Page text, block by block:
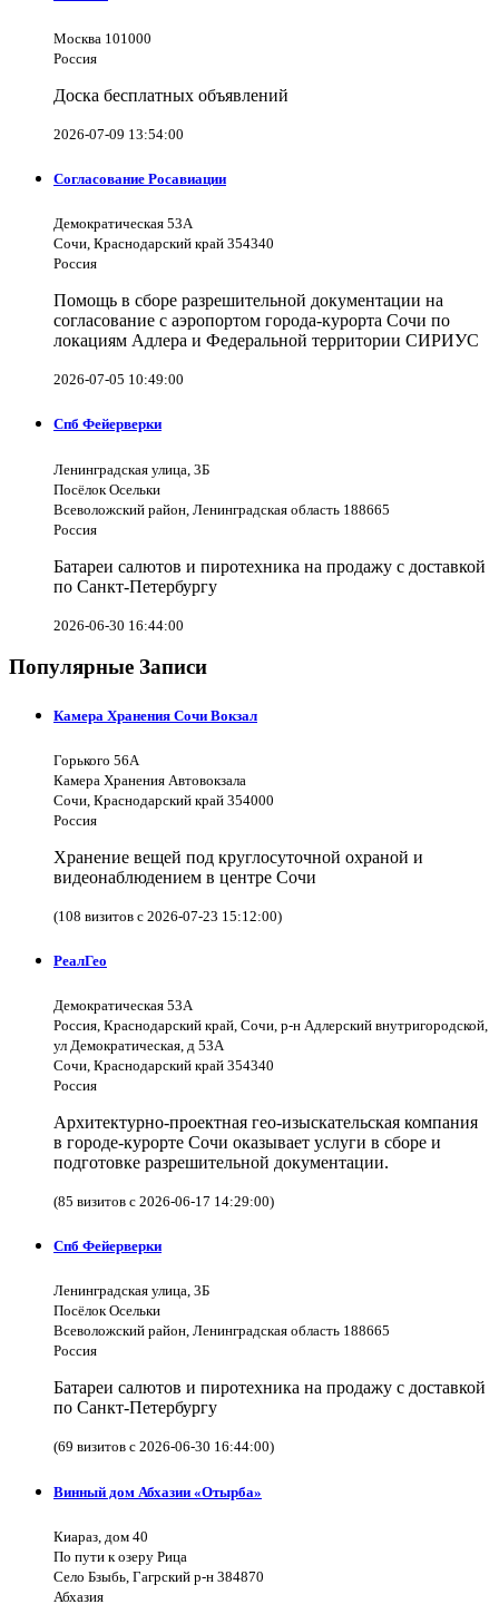
Москва 101000
Россия
Доска бесплатных объявлений
2026-07-09 13:54:00
Согласование Росавиации
Демократическая 53А
Сочи, Краснодарский край 354340
Россия
Помощь в сборе разрешительной документации на
согласование с аэропортом города-курорта Сочи по
локациям Адлера и Федеральной территории СИРИУС
2026-07-05 10:49:00
Спб Фейерверки
Ленинградская улица, 3Б
Посёлок Осельки
Всеволожский район, Ленинградская область 188665
Россия
Батареи салютов и пиротехника на продажу с доставкой
по Санкт-Петербургу
2026-06-30 16:44:00
Популярные Записи
Камера Хранения Сочи Вокзал
Горького 56А
Камера Хранения Автовокзала
Сочи, Краснодарский край 354000
Россия
Хранение вещей под круглосуточной охраной и
видеонаблюдением в центре Сочи
(108 визитов с 2026-07-23 15:12:00)
РеалГео
Демократическая 53А
Россия, Краснодарский край, Сочи, р-н Адлерский внутригородской,
ул Демократическая, д 53А
Сочи, Краснодарский край 354340
Россия
Архитектурно-проектная гео-изыскательская компания
в городе-курорте Сочи оказывает услуги в сборе и
подготовке разрешительной документации.
(85 визитов с 2026-06-17 14:29:00)
Спб Фейерверки
Ленинградская улица, 3Б
Посёлок Осельки
Всеволожский район, Ленинградская область 188665
Россия
Батареи салютов и пиротехника на продажу с доставкой
по Санкт-Петербургу
(69 визитов с 2026-06-30 16:44:00)
Винный дом Абхазии «Отырба»
Киараз, дом 40
По пути к озеру Рица
Село Бзыбь, Гагрский р-н 384870
Абхазия